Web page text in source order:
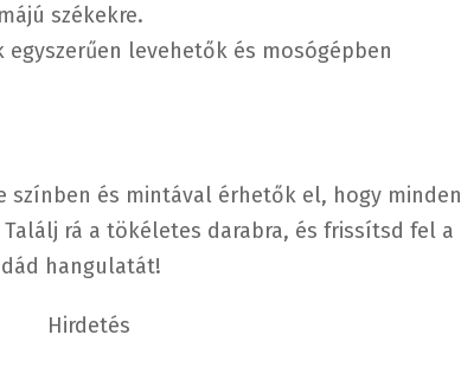
székekre.
egyszerűen levehetők és mosógépben
színben és mintával érhetők el, hogy minden
rá a tökéletes darabra, és frissítsd fel a
hangulatát!
Hirdetés